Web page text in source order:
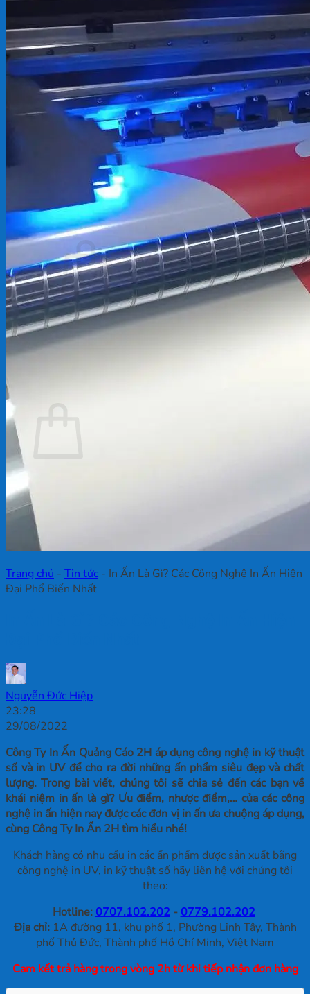
In Tem Nhãn
In Decal
Tin tức
Tin Tức In Kỹ Thuật Số
Tin Tức In UV
Tin tức công ty
Tuyển dụng
Câu hỏi thường gặp
kiếm:
Giỏ hàng /0₫
Chưa có sản phẩm trong giỏ hàng.
Quay trở lại cửa hàng
Quay trở lại cửa hàng
Trang chủ - Tin tức - In Ấn Là Gì? Các Công Nghệ In Ấn Hiện
Đại Phổ Biến Nhất
Nguyễn Đức Hiệp
23:28
29/08/2022
Công Ty In Ấn Quảng Cáo 2H áp dụng công nghệ in kỹ thuật
số và in UV để cho ra đời những ấn phẩm siêu đẹp và chất
lượng. Trong bài viết, chúng tôi sẽ chia sẻ đến các bạn về
khái niệm in ấn là gì? Ưu điểm, nhược điểm,… của các công
nghệ in ấn hiện nay được các đơn vị in ấn ưa chuộng áp dụng,
cùng Công Ty In Ấn 2H tìm hiểu nhé!
Khách hàng có nhu cầu in các ấn phẩm được sản xuất bằng
công nghệ in UV, in kỹ thuật số hãy liên hệ với chúng tôi
theo:
Hotline: 0707.102.202- 0779.102.202
Địa chỉ:1A đường 11, khu phố 1, Phường Linh Tây, Thành
phố Thủ Đức, Thành phố Hồ Chí Minh, Việt Nam
Cam kết trả hàng trong vòng 2h từ khi tiếp nhận đơn hàng